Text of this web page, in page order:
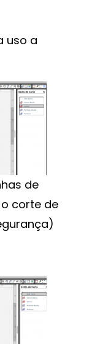
uso a
de
corte de